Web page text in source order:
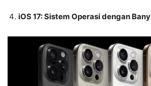
iOS 17: Sistem Operasi dengan